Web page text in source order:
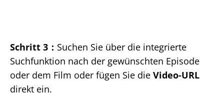
Schritt 3： Suchen Sie über die integrierte
Suchfunktion nach der gewünschten Episode
oder dem Film oder fügen Sie die Video-URL
direkt ein.